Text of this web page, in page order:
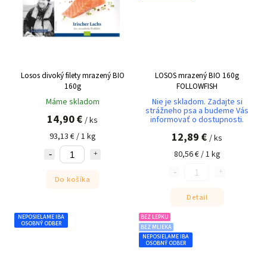
Losos divoký filety mrazený BIO
160g
Máme skladom
14,90 € / ks
93,13 € / 1 kg
Do košíka
LOSOS mrazený BIO 160g
FOLLOWFISH
Nie je skladom. Zadajte si
strážneho psa a budeme Vás
informovať o dostupnosti.
12,89 € / ks
80,56 € / 1 kg
Detail
NEPOSIELAME IBA
OSOBNÝ ODBER
BEZ LEPKU
BEZ MLIEKA
NEPOSIELAME IBA
OSOBNÝ ODBER